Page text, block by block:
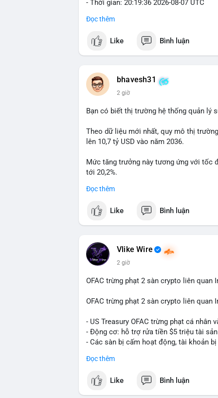
- Thời gian: 20:19:36 2026-08-07 UTC
Nhận định phân tích: Khối lượng 99.6
thường gặp ở hai kịch bản: cá voi nạp
hoặc chuyển sang ví lạnh nhằm tích
BTC vào ví nóng sàn, khả năng cao là
hoạt động, đó là tín hiệu gom hàng chiến
tránh hành động theo cảm xúc. Xác
#99dot6btc #capvoichuyentien
Đọc thêm
Like Bình luận
bhavesh31
2 giờ
Bạn có biết thị trường hệ thống quản lý
Theo dữ liệu mới nhất, quy mô thị
lên 10,7 tỷ USD vào năm 2036.
Mức tăng trưởng này tương ứng với tốc
tới 20,2%.
Điều gì đang thúc đẩy sự tăng trưởng
Đọc thêm
Like Bình luận
Vlike Wire
2 giờ
OFAC trừng phạt 2 sàn crypto liên quan
OFAC trừng phạt 2 sàn crypto liên quan
- US Treasury OFAC trừng phạt cá nhân
- Động cơ: hỗ trợ rửa tiền $5 triệu tài
- Các sàn bị cấm hoạt động, tài khoản bị
$btc $eth
Đọc thêm
Like Bình luận